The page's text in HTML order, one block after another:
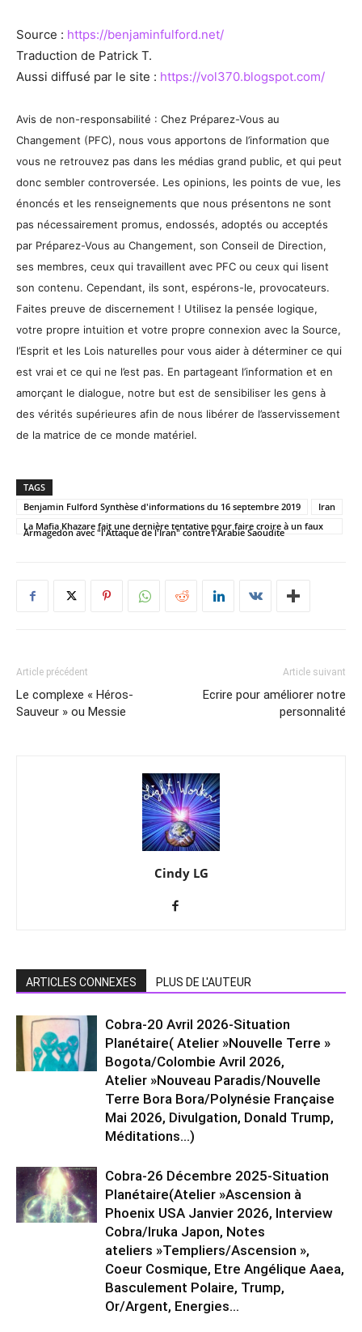
Source : https://benjaminfulford.net/
Traduction de Patrick T.
Aussi diffusé par le site : https://vol370.blogspot.com/
Avis de non-responsabilité : Chez Préparez-Vous au
Changement (PFC), nous vous apportons de l’information que
vous ne retrouvez pas dans les médias grand public, et qui peut
donc sembler controversée. Les opinions, les points de vue, les
énoncés et les renseignements que nous présentons ne sont
pas nécessairement promus, endossés, adoptés ou acceptés
par Préparez-Vous au Changement, son Conseil de Direction,
ses membres, ceux qui travaillent avec PFC ou ceux qui lisent
son contenu. Cependant, ils sont, espérons-le, provocateurs.
Faites preuve de discernement ! Utilisez la pensée logique,
votre propre intuition et votre propre connexion avec la Source,
l’Esprit et les Lois naturelles pour vous aider à déterminer ce qui
est vrai et ce qui ne l’est pas. En partageant l’information et en
amorçant le dialogue, notre but est de sensibiliser les gens à
des vérités supérieures afin de nous libérer de l’asservissement
de la matrice de ce monde matériel.
TAGS
Benjamin Fulford Synthèse d'informations du 16 septembre 2019
Iran
La Mafia Khazare fait une dernière tentative pour faire croire à un faux
Armagedon avec "l'Attaque de l'Iran" contre l'Arabie Saoudite
Article précédent
Le complexe « Héros-
Sauveur » ou Messie
Article suivant
Ecrire pour améliorer notre
personnalité
Cindy LG
ARTICLES CONNEXES PLUS DE L'AUTEUR
Cobra-20 Avril 2026-Situation
Planétaire( Atelier »Nouvelle Terre »
Bogota/Colombie Avril 2026,
Atelier »Nouveau Paradis/Nouvelle
Terre Bora Bora/Polynésie Française
Mai 2026, Divulgation, Donald Trump,
Méditations…)
Cobra-26 Décembre 2025-Situation
Planétaire(Atelier »Ascension à
Phoenix USA Janvier 2026, Interview
Cobra/Iruka Japon, Notes
ateliers »Templiers/Ascension »,
Coeur Cosmique, Etre Angélique Aaea,
Basculement Polaire, Trump,
Or/Argent, Energies...